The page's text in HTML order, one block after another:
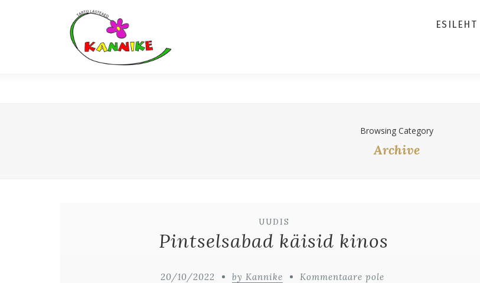
ESILEHT
Browsing Category
Archive
UUDIS
Pintselsabad käisid kinos
20/10/2022 by Kannike Kommentaare pole